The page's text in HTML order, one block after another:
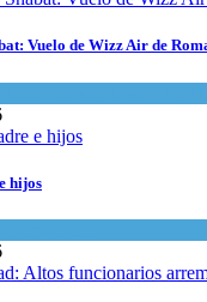
Vuelo de Wizz Air de
hijos